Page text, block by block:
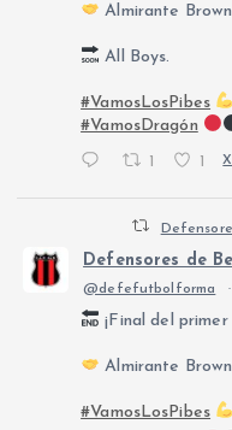
Almirante
All Boys.
#VamosLosPibes
#VamosDragón
1 1 X
Defensores de
@defefutbolforma ·
¡Final del
Almirante
#VamosLosPibes